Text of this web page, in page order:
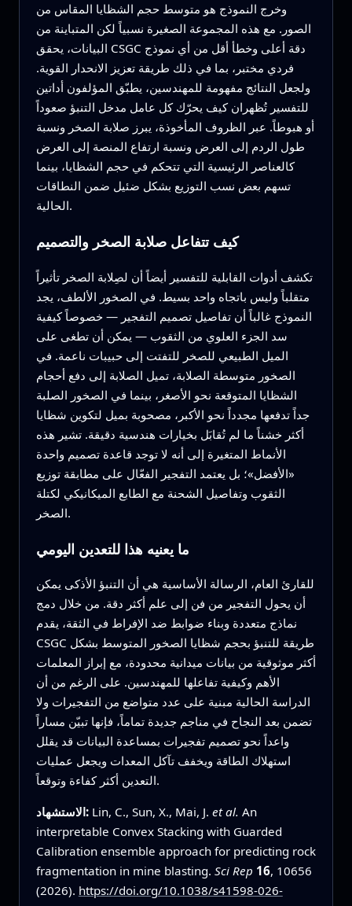
وخرج النموذج هو متوسط حجم الشظايا المقاس من
الصور. مع هذه المجموعة الصغيرة نسبياً لكن المتباينة من
البيانات، يحقق CSGC دقة أعلى وخطأ أقل من أي نموذج
فردي مختبر، بما في ذلك طريقة تعزيز الانحدار القوية.
ولجعل النتائج مفهومة للمهندسين، يطبّق المؤلفون أداتين
للتفسير تُظهران كيف يحرّك كل عامل مدخل التنبؤ صعوداً
أو هبوطاً. عبر الظروف المأخوذة، يبرز صلابة الصخر ونسبة
طول الردم إلى العرض ونسبة ارتفاع المنصة إلى العرض
كالعناصر الرئيسية التي تتحكم في حجم الشظايا، بينما
تسهم بعض نسب التوزيع بشكل ضئيل ضمن النطاقات
الحالية.
كيف تتفاعل صلابة الصخر والتصميم
تكشف أدوات القابلية للتفسير أيضاً أن لصِلابة الصخر تأثيراً
متقلباً وليس باتجاه واحد بسيط. في الصخور الألطف، يجد
النموذج غالباً أن تفاصيل تصميم التفجير — خصوصاً كيفية
سد الجزء العلوي من الثقوب — يمكن أن تطغى على
الميل الطبيعي للصخر للتفتت إلى حبيبات ناعمة. في
الصخور متوسطة الصلابة، تميل الصلابة إلى دفع أحجام
الشظايا المتوقعة نحو الأصغر، بينما في الصخور الصلبة
جداً تدفعها مجدداً نحو الأكبر، مصحوبة بميل لتكوين شظايا
أكثر خشناً ما لم تُقابَل بخيارات هندسية دقيقة. تشير هذه
الأنماط المتغيرة إلى أنه لا توجد قاعدة تصميم واحدة
«الأفضل»؛ بل يعتمد التفجير الفعّال على مطابقة توزيع
الثقوب وتفاصيل الشحنة مع الطابع الميكانيكي لكتلة
الصخر.
ما يعنيه هذا للتعدين اليومي
للقارئ العام، الرسالة الأساسية هي أن التنبؤ الأذكى يمكن
أن يحول التفجير من فن إلى علم أكثر دقة. من خلال دمج
نماذج متعددة وبناء ضوابط ضد الإفراط في الثقة، يقدم
CSGC طريقة للتنبؤ بحجم شظايا الصخور المتوسط بشكل
أكثر موثوقية من بيانات ميدانية محدودة، مع إبراز المعلمات
الأهم وكيفية تفاعلها للمهندسين. على الرغم من أن
الدراسة الحالية مبنية على عدد متواضع من التفجيرات ولا
تضمن بعد النجاح في مناجم جديدة تماماً، فإنها تبيّن مساراً
واعداً نحو تصميم تفجيرات بمساعدة البيانات قد يقلل
استهلاك الطاقة ويخفف تآكل المعدات ويجعل عمليات
التعدين أكثر كفاءة وتوقعاً.
الاستشهاد: Lin, C., Sun, X., Mai, J. et al. An
interpretable Convex Stacking with Guarded
Calibration ensemble approach for predicting rock
fragmentation in mine blasting. Sci Rep 16, 10656
(2026). https://doi.org/10.1038/s41598-026-